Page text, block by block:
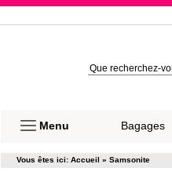
Menu Bagages
Vous êtes ici: Accueil » Samsonite